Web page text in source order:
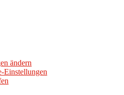
ändern
Einstellungen